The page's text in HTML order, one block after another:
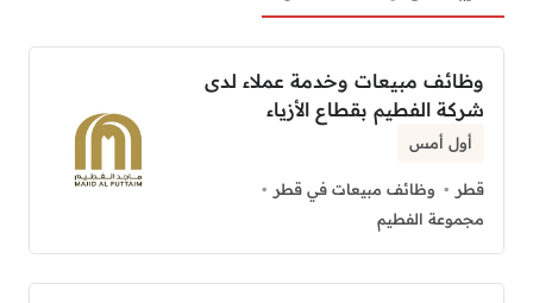
وظائف مبيعات وخدمة عملاء لدى
شركة الفطيم بقطاع الأزياء
أول أمس
قطر
وظائف مبيعات في قطر
مجموعة الفطيم